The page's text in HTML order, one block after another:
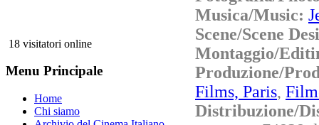
18 visitatori online
Menu Principale
Home
Chi siamo
Musica/Music:
Scene/Scene
Montaggio/
Produzione/
Films, Paris,
Distribuzione/